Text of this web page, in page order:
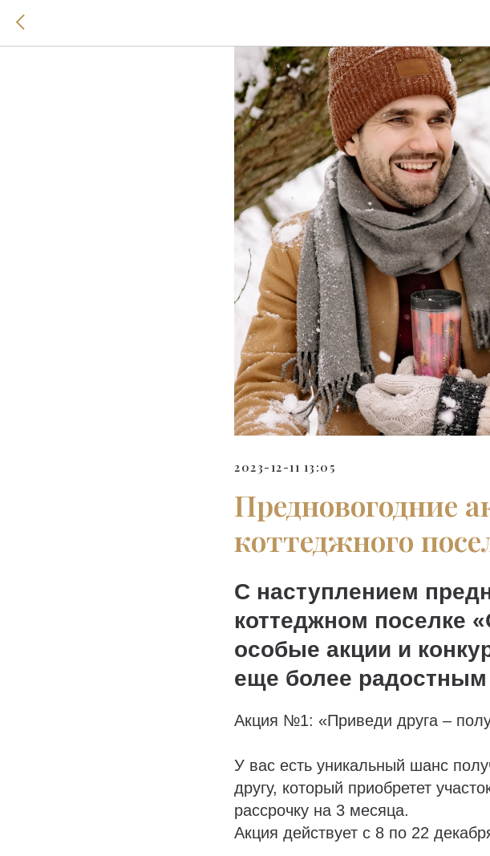
2023-12-11 13:05
Предновогодние
коттеджного
С наступлением
коттеджном поселке
особые акции и
еще более
Акция №1: «Приведи друга –
У вас есть уникальный шанс
другу, который приобретет
рассрочку на 3 месяца.
Акция действует с 8 по 22